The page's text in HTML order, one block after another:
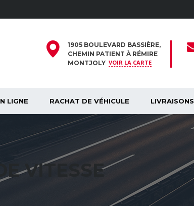
1905 BOULEVARD BASSIÈRE,
CHEMIN PATIENT À RÉMIRE
MONTJOLY VOIR LA CARTE
LIGNE RACHAT DE VÉHICULE LIVRAISONS
VITESSE